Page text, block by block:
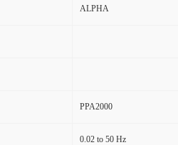
ALPHA
PPA2000
0.02 to 50 Hz